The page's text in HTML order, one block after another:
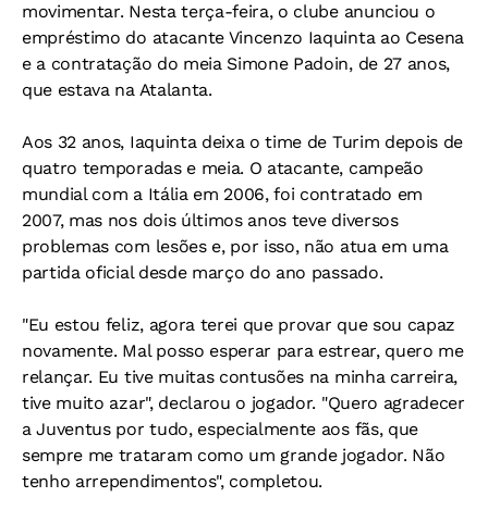
movimentar. Nesta terça-feira, o clube anunciou o
empréstimo do atacante Vincenzo Iaquinta ao Cesena
e a contratação do meia Simone Padoin, de 27 anos,
que estava na Atalanta.
Aos 32 anos, Iaquinta deixa o time de Turim depois de
quatro temporadas e meia. O atacante, campeão
mundial com a Itália em 2006, foi contratado em
2007, mas nos dois últimos anos teve diversos
problemas com lesões e, por isso, não atua em uma
partida oficial desde março do ano passado.
"Eu estou feliz, agora terei que provar que sou capaz
novamente. Mal posso esperar para estrear, quero me
relançar. Eu tive muitas contusões na minha carreira,
tive muito azar", declarou o jogador. "Quero agradecer
a Juventus por tudo, especialmente aos fãs, que
sempre me trataram como um grande jogador. Não
tenho arrependimentos", completou.